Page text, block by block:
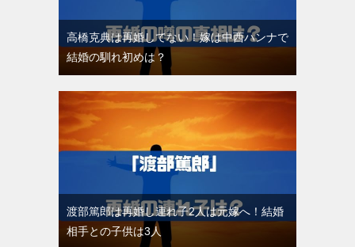
高橋克典は再婚してない！嫁は中西ハンナで
結婚の馴れ初めは？
渡部篤郎は再婚し連れ子2人は元嫁へ！結婚
相手との子供は3人